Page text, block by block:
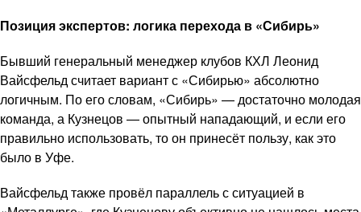
Позиция экспертов: логика перехода в «Сибирь»
Бывший генеральный менеджер клубов КХЛ Леонид
Вайсфельд считает вариант с «Сибирью» абсолютно
логичным. По его словам, «Сибирь» — достаточно молодая
команда, а Кузнецов — опытный нападающий, и если его
правильно использовать, то он принесёт пользу, как это
было в Уфе.
Вайсфельд также провёл параллель с ситуацией в